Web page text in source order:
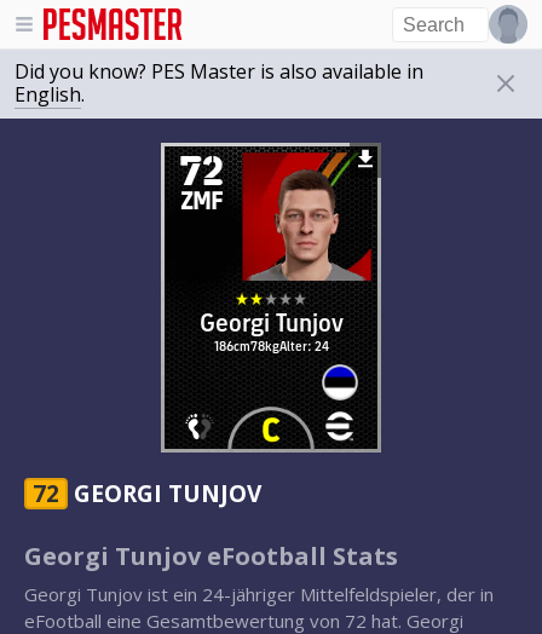
Did you know? PES Master is also available in
English.
72
ZMF
Georgi Tunjov
186cm78kgAlter: 24
72 GEORGI TUNJOV
Georgi Tunjov eFootball Stats
Georgi Tunjov ist ein 24-jähriger Mittelfeldspieler, der in
eFootball eine Gesamtbewertung von 72 hat. Georgi